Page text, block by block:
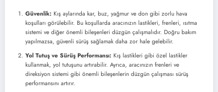
Güvenlik: Kış aylarında kar, buz, yağmur ve don gibi zorlu hava
koşulları görülebilir. Bu koşullarda aracınızın lastikleri, frenleri, ısıtma
sistemi ve diğer önemli bileşenleri düzgün çalışmalıdır. Doğru bakım
yapılmazsa, güvenli sürüş sağlamak daha zor hale gelebilir.
Yol Tutuş ve Sürüş Performansı: Kış lastikleri gibi özel lastikler
kullanmak, yol tutuşunu artırabilir. Ayrıca, aracınızın frenleri ve
direksiyon sistemi gibi önemli bileşenlerin düzgün çalışması sürüş
performansını artırır.